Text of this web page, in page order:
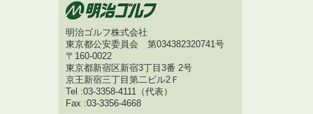
明治ゴルフ株式会社
東京都公安委員会 第034382320741号
〒160-0022
東京都新宿区新宿3丁目3番 2号
京王新宿三丁目第二ビル2Ｆ
Tel :03-3358-4111（代表）
Fax :03-3356-4668